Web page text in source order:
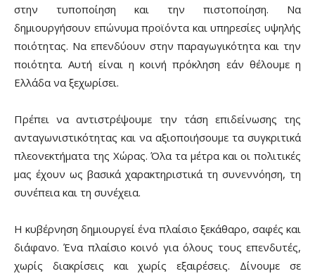
στην τυποποίηση και την πιστοποίηση. Να
δημιουργήσουν επώνυμα προϊόντα και υπηρεσίες υψηλής
ποιότητας. Να επενδύουν στην παραγωγικότητα και την
ποιότητα. Αυτή είναι η κοινή πρόκληση εάν θέλουμε η
Ελλάδα να ξεχωρίσει.
Πρέπει να αντιστρέψουμε την τάση επιδείνωσης της
ανταγωνιστικότητας και να αξιοποιήσουμε τα συγκριτικά
πλεονεκτήματα της Χώρας. Όλα τα μέτρα και οι πολιτικές
μας έχουν ως βασικά χαρακτηριστικά τη συνεννόηση, τη
συνέπεια και τη συνέχεια.
Η κυβέρνηση δημιουργεί ένα πλαίσιο ξεκάθαρο, σαφές και
διάφανο. Ένα πλαίσιο κοινό για όλους τους επενδυτές,
χωρίς διακρίσεις και χωρίς εξαιρέσεις. Δίνουμε σε